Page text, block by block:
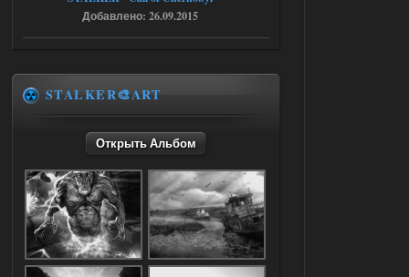
Путь во мгле + GUNSLINGER mod
где пароль?
Ответить ➤
Dead Air: Refined
09:03
Stalker-Mods-Clan-su
Доступно только для пользователей
Добавлено: 26.09.2015
STALKER🎨ART
Открыть Альбом